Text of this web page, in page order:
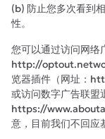
(b) 防止您多次看到
性。
您可以通过访问网络
http://
览器插件（网址：
或访问数字广告联盟
https://
意，目前我们不回应